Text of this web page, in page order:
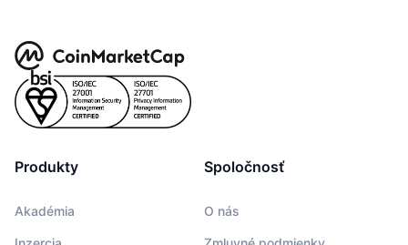
Produkty
Akadémia
Spoločnosť
O nás